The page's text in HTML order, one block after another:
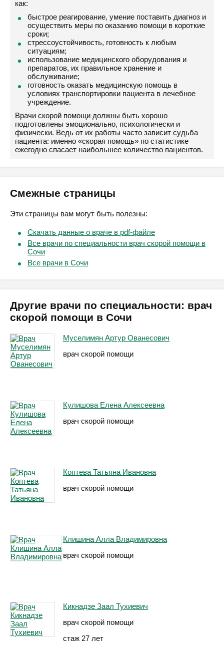
как:
быстрое реагирование, умение поставить диагноз и
осуществить меры по оказанию помощи в короткие
сроки;
стрессоустойчивость, готовность к любым
ситуациям;
использование медицинского оборудования и
препаратов, их правильное хранение и
обслуживание;
готовность оказать медицинскую помощь в
условиях транспортировки пациента в лечебное
учреждение.
Врачи скорой помощи должны быть хорошо
подготовлены эмоционально, психологически и
физически. Ведь от их работы часто зависит судьба
пациента: именно «скорая помощь» по статистике
ежегодно спасает наибольшее количество пациентов.
Смежные страницы
Эти страницы вам могут быть полезны:
Скачать данные о враче в pdf-файле
Все врачи по специальности врач скорой помощи в
Сочи
Все врачи в Сочи
Другие врачи по специальности: врач
скорой помощи в Сочи
Муселимян Артур Ованесович
врач скорой помощи
Кулишова Елена Алексеевна
врач скорой помощи
Коптева Татьяна Ивановна
врач скорой помощи
Клишина Алла Владимировна
врач скорой помощи
Кикнадзе Заал Тухиевич
врач скорой помощи
стаж 27 лет